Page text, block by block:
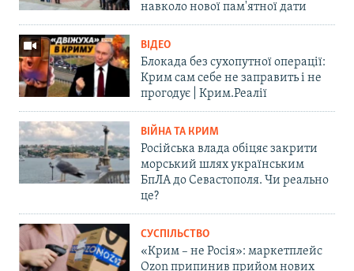
навколо нової пам'ятної дати
ВІДЕО
Блокада без сухопутної операції:
Крим сам себе не заправить і не
прогодує | Крим.Реалії
ВІЙНА ТА КРИМ
Російська влада обіцяє закрити
морський шлях українським
БпЛА до Севастополя. Чи реально
це?
СУСПІЛЬСТВО
«Крим – не Росія»: маркетплейс
Ozon припинив прийом нових